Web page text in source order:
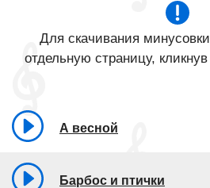
Для скачивания
отдельную страницу,
А весной
Барбос и птички